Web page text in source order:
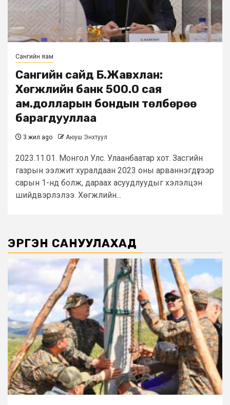
Сангийн яам
Сангийн сайд Б.Жавхлан:
Хөгжлийн банк 500.0 сая
ам.долларын бондын төлбөрөө
барагдууллаа
3 жил ago Аюуш Энхтуул
2023.11.01. Монгол Улс. Улаанбаатар хот. Засгийн
газрын ээлжит хуралдаан 2023 оны арваннэгдүгээр
сарын 1-нд болж, дараах асуудлуудыг хэлэлцэн
шийдвэрлэлээ. Хөгжлийн...
ЭРГЭН САНУУЛАХАД